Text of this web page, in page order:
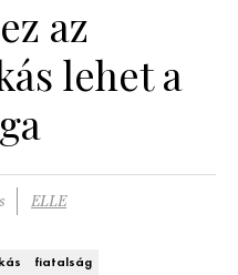
az
lehet a
ELLE
fiatalság